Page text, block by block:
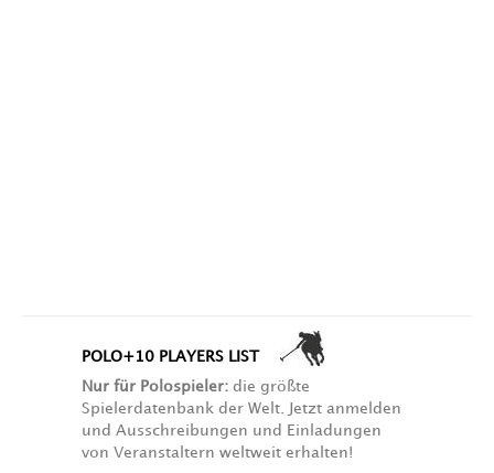
POLO+10 PLAYERS LIST
Nur für Polospieler: die größte
Spielerdatenbank der Welt. Jetzt anmelden
und Ausschreibungen und Einladungen
von Veranstaltern weltweit erhalten!